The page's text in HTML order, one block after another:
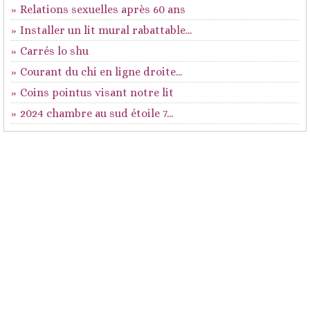
Relations sexuelles après 60 ans
Installer un lit mural rabattable...
Carrés lo shu
Courant du chi en ligne droite...
Coins pointus visant notre lit
2024 chambre au sud étoile 7...